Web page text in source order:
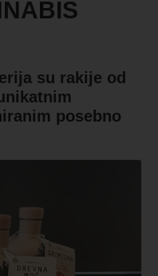
su rakije od
posebno